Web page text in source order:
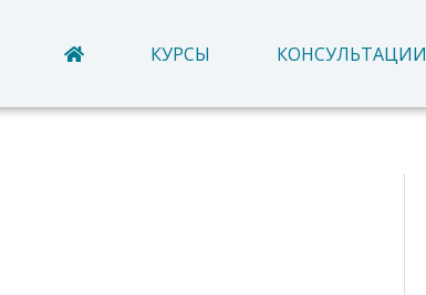
КУРСЫ КОНСУЛЬТАЦИИ